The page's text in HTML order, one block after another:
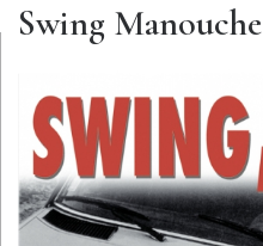
Swing Manouche